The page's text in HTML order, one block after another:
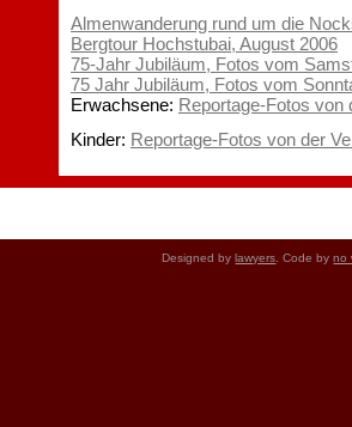
Almenwanderung rund um die
Bergtour Hochstubai, August 2006
75-Jahr Jubiläum, Fotos vom
75 Jahr Jubiläum, Fotos vom
Erwachsene: Reportage-Fotos von
Kinder: Reportage-Fotos von der
Designed bylawyers . Code byno